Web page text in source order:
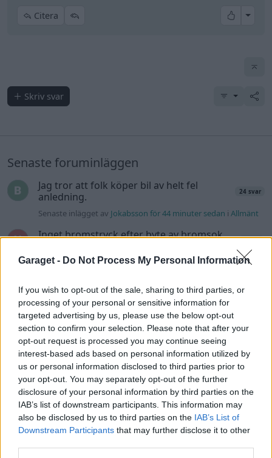
Garaget - Do Not Process My Personal Information
If you wish to opt-out of the sale, sharing to third parties, or
processing of your personal or sensitive information for
targeted advertising by us, please use the below opt-out
section to confirm your selection. Please note that after your
opt-out request is processed you may continue seeing
interest-based ads based on personal information utilized by
us or personal information disclosed to third parties prior to
your opt-out. You may separately opt-out of the further
disclosure of your personal information by third parties on the
IAB’s list of downstream participants. This information may
also be disclosed by us to third parties on the IAB’s List of
Downstream Participants that may further disclose it to other
Citera All
Skriv svar
Senaste foruminläggen
Jag tror att folk köper bil av helt fel
anledning.
24 svar
Senaste inlägget av Jokabsson för 44 minuter sedan iAllmänt
Inget bromstryck efter byte av bromsok
6 svar
Senaste inlägget avjaka54 för 59 minuter sedaniChassi,
Man man ha mindre ström till
Motorvärmare?
Senaste inlägget av BilFixare för 15 timmar sedan i
hybridbilar
Kia Ceed 2017 batteritorsk med jämna
mellanrum. Varför?
Senaste inlägget avAnsan för 19 timmar sedaniGenerell
felsökning
Övertryck i vevhus, Volvo 940 b230fk 1 svar
Senaste inlägget avMossan1 för 23 timmar sedan iGenerell